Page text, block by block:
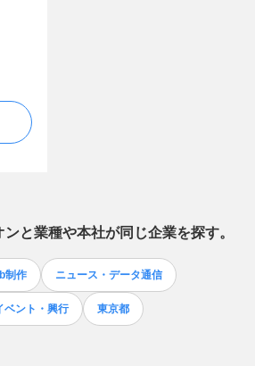
ンと業種や本社が同じ企業を探す。
制作 ニュース・データ通信
ベント・興行 東京都